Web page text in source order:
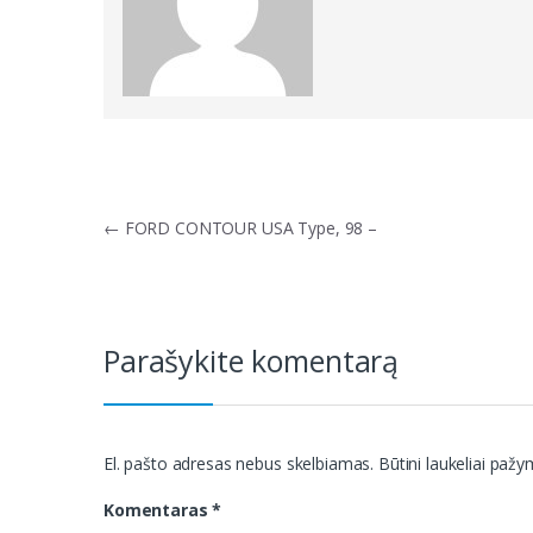
Navigacija
← FORD CONTOUR USA Type, 98 –
Parašykite komentarą
El. pašto adresas nebus skelbiamas. Būtini laukeliai
Komentaras*